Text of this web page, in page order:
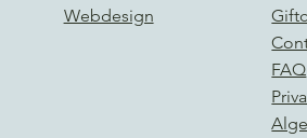
Webdesign
FAQ